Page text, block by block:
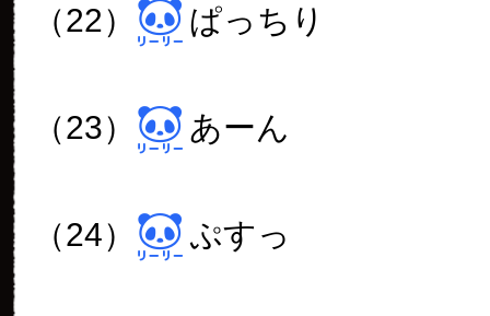
（22） ぱっちり
（23） あーん
（24） ぷすっ